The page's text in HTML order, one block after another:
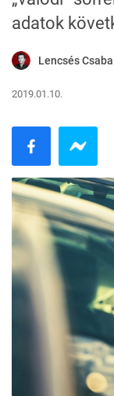
adatok
Lencsés Csaba
2019.01.10.